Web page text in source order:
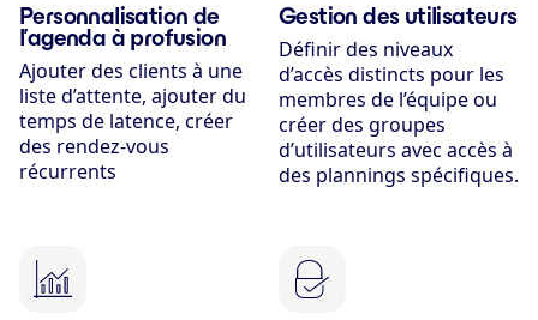
Personnalisation de
l’agenda à profusion
Ajouter des clients à une
liste d’attente, ajouter du
temps de latence, créer
des rendez-vous
récurrents
Gestion des utilisateurs
Définir des niveaux
d’accès distincts pour les
membres de l’équipe ou
créer des groupes
d’utilisateurs avec accès à
des plannings spécifiques.